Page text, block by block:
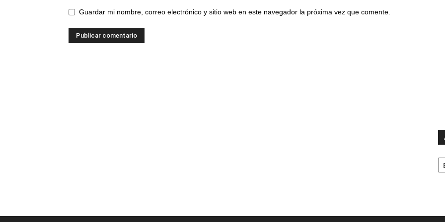
Guardar mi nombre, correo electrónico y sitio web en este navegador la próxima vez que comente.